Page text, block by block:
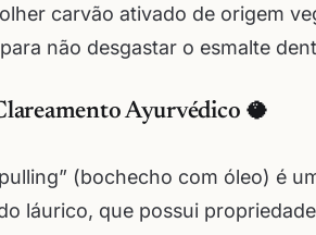
carvão ativado de origem
não desgastar o esmalte
Ayurvédico 🥥
(bochecho com óleo) é
láurico, que possui